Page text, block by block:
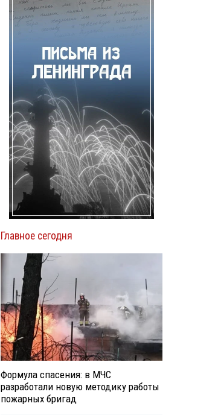
Главное сегодня
Формула спасения: в МЧС
разработали новую методику работы
пожарных бригад